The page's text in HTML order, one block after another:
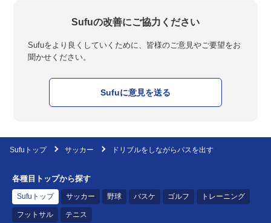
Sufuの改善にご協力ください
Sufuをより良くしていくために、皆様のご意見やご要望をお
聞かせください。
Sufuに意見を送る
Sufuトップ サッカー ドリブルをしながらパスを出す
各種目トップから探す
Sufuトップ サッカー 野球 バスケ ゴルフ トレーニング
フットサル テニス